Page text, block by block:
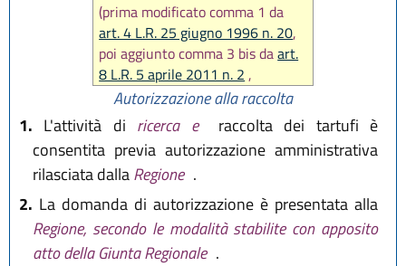
(prima modificato comma 1 da
art. 4 L.R. 25 giugno 1996 n. 20,
poi aggiunto comma 3 bis daart.
8 L.R. 5 aprile 2011 n. 2 ,
modificati commi 1 e 2 daart. 4
L.R. 5 aprile 2011 n. 2
, poi
modificati commi 1, 2, 3 bis e 5
daart. 8 L.R. 30 settembre 2016,
n. 17
Autorizzazione alla raccolta
1. L'attività di ricerca e
raccolta dei tartufi è
consentita previa autorizzazione amministrativa
rilasciata dallaRegione .
2. La domanda di autorizzazione è presentata alla
Regione, secondo le modalità stabilite con apposito
atto della Giunta Regionale .